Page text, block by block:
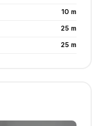
10 m
25 m
25 m